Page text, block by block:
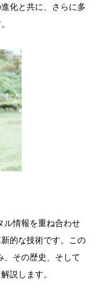
化と共に、さらに多
ル情報を重ね合わせ
的な技術です。この
、その歴史、そして
説します。